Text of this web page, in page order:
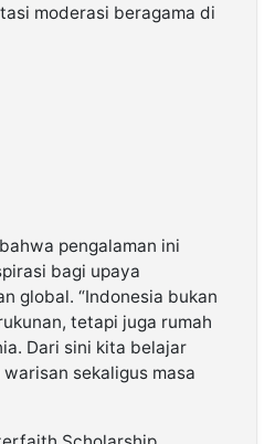
moderasi beragama di
pengalaman ini
bagi upaya
global. “Indonesia bukan
tetapi juga rumah
Dari sini kita belajar
sekaligus masa